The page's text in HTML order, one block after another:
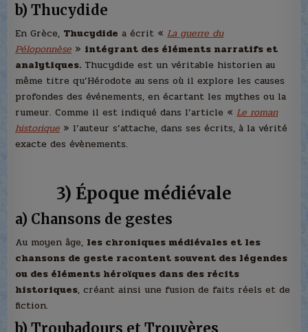
b) Thucydide
En Grèce, Thucydide a écrit «La guerre du
Péloponnèse » intégrant des éléments narratifs et
analytiques. Thucydide est un véritable historien au
même titre qu’Hérodote au sens où il explore les causes
profondes des événements, en écartant les mythes ou la
rumeur. Comme il est indiqué dans l’article «Le roman
historique » l’auteur s’attache, dans ses écrits, à la vérité
exacte des évènements.
3) Époque médiévale
a) Chansons de gestes
Au moyen âge, les chroniques médiévales et les
chansons de geste racontent souvent des légendes
ou des éléments héroïques dans des récits
historiques, créant ainsi une fusion de faits réels et de
fiction.
b) Troubadours et Trouvères